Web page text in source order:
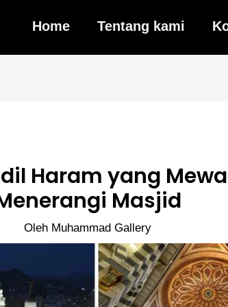
Home Tentang kami
Haram yang
Masjid
Oleh Muhammad Gallery